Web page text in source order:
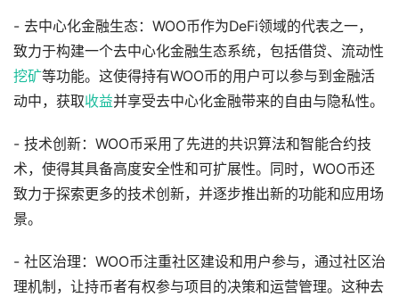
- 去中心化金融生态：WOO币作为DeFi领域的代表之一，
致力于构建一个去中心化金融生态系统，包括借贷、流动性
挖矿等功能。这使得持有WOO币的用户可以参与到金融活
动中，获取收益并享受去中心化金融带来的自由与隐私性。
- 技术创新：WOO币采用了先进的共识算法和智能合约技
术，使得其具备高度安全性和可扩展性。同时，WOO币还
致力于探索更多的技术创新，并逐步推出新的功能和应用场
景。
- 社区治理：WOO币注重社区建设和用户参与，通过社区治
理机制，让持币者有权参与项目的决策和运营管理。这种去